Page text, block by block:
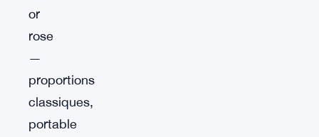
or
rose
—
proportions
classiques,
portable